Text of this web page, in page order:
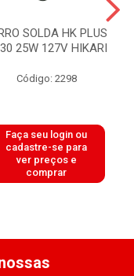
SOLDA HK PLUS
25W 127V HIKARI
Código: 2298
Faça seu login ou
cadastre-se para
ver preços e
comprar